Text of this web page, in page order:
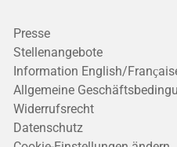
Presse
Stellenangebote
Information English/
Allgemeine
Widerrufsrecht
Datenschutz